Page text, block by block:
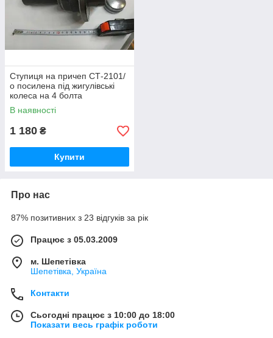
Ступиця на причеп СТ-2101/
о посилена під жигулівські
колеса на 4 болта
В наявності
1 180 ₴
Купити
Про нас
87% позитивних з 23 відгуків за рік
Працює з 05.03.2009
м. Шепетівка
Шепетівка, Україна
Контакти
Сьогодні працює з 10:00 до 18:00
Показати весь графік роботи